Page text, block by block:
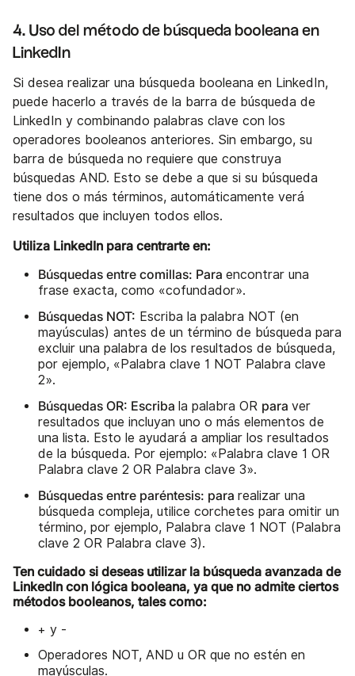
4. Uso del método de búsqueda booleana en
LinkedIn
Si desea realizar una búsqueda booleana en LinkedIn,
puede hacerlo a través de la barra de búsqueda de
LinkedIn y combinando palabras clave con los
operadores booleanos anteriores. Sin embargo, su
barra de búsqueda no requiere que construya
búsquedas AND. Esto se debe a que si su búsqueda
tiene dos o más términos, automáticamente verá
resultados que incluyen todos ellos.
Utiliza LinkedIn para centrarte en:
Búsquedas entre comillas: Para encontrar una
frase exacta, como «cofundador».
Búsquedas NOT: Escriba la palabra NOT (en
mayúsculas) antes de un término de búsqueda para
excluir una palabra de los resultados de búsqueda,
por ejemplo, «Palabra clave 1 NOT Palabra clave
2».
Búsquedas OR: Escriba la palabra OR para ver
resultados que incluyan uno o más elementos de
una lista. Esto le ayudará a ampliar los resultados
de la búsqueda. Por ejemplo: «Palabra clave 1 OR
Palabra clave 2 OR Palabra clave 3».
Búsquedas entre paréntesis: para realizar una
búsqueda compleja, utilice corchetes para omitir un
término, por ejemplo, Palabra clave 1 NOT (Palabra
clave 2 OR Palabra clave 3).
Ten cuidado si deseas utilizar la búsqueda avanzada de
LinkedIn con lógica booleana, ya que no admite ciertos
métodos booleanos, tales como:
+ y -
Operadores NOT, AND u OR que no estén en
mayúsculas.